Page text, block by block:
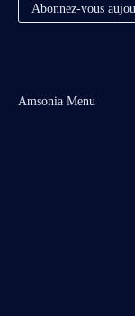
Abonnez-vous
Amsonia Menu